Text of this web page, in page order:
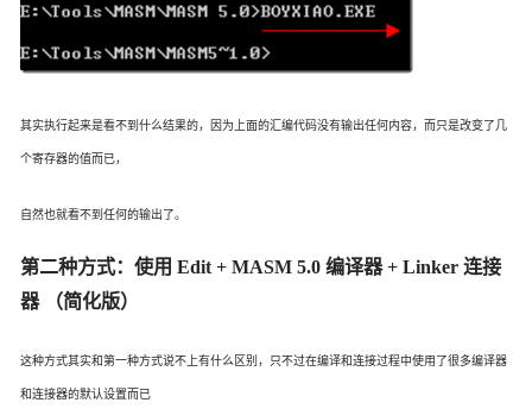
其实执行起来是看不到什么结果的，因为上面的汇编代码没有输出任何内容，而只是改变了几
个寄存器的值而已，
自然也就看不到任何的输出了。
第二种方式：使用 Edit + MASM 5.0 编译器 + Linker 连接
器 （简化版）
这种方式其实和第一种方式说不上有什么区别，只不过在编译和连接过程中使用了很多编译器
和连接器的默认设置而已